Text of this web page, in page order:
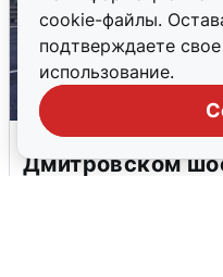
cookie-файлы.
подтверждаете свое
использование.
Пять машин
Дмитровском